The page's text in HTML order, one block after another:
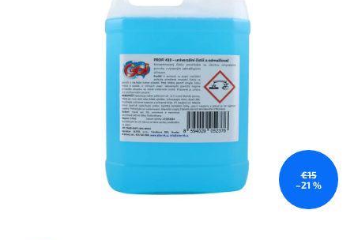
€15
–21 %